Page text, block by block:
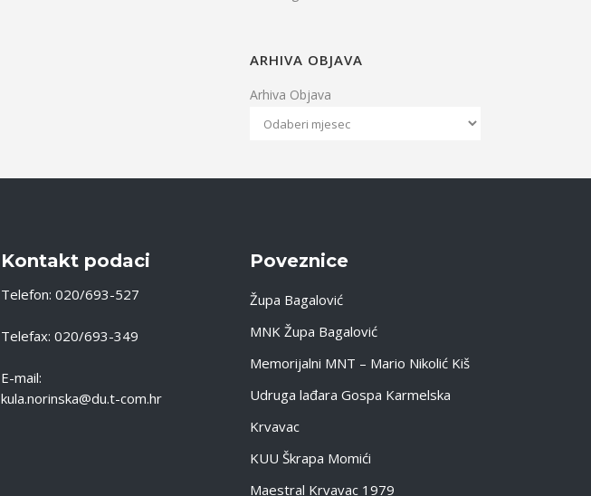
ARHIVA OBJAVA
Arhiva Objava
Kontakt podaci
Telefon: 020/693-527
Telefax: 020/693-349
E-mail:
kula.norinska@du.t-com.hr
Poveznice
Župa Bagalović
MNK Župa Bagalović
Memorijalni MNT – Mario Nikolić Kiš
Udruga lađara Gospa Karmelska
Krvavac
KUU Škrapa Momići
Maestral Krvavac 1979